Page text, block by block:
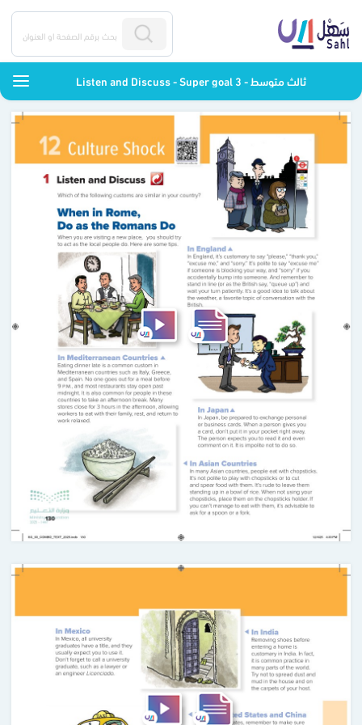
Listen and Discuss - Super goal 3 - ثالث متوسط